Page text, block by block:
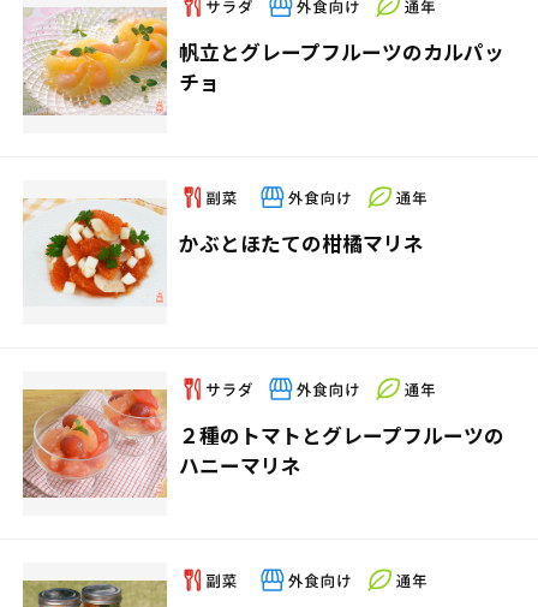
帆立とグレープフルーツのカルパッ
チョ
かぶとほたての柑橘マリネ
２種のトマトとグレープフルーツの
ハニーマリネ